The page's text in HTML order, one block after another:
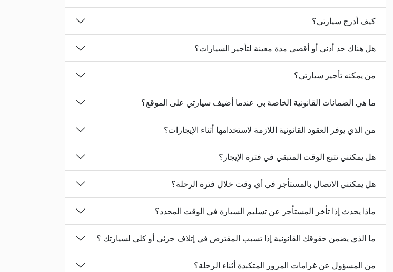
كيف أدرج سيارتي؟
هل هناك حد أدنى أو أقصى مدة معينة لتأجير السيارات؟
من يمكنه تأجير سيارتي؟
ما هي الضمانات القانونية الخاصة بي عندما أضيف سيارتي على الموقع؟
من الذي يوفر العقود القانونية اللازمة لاستخدامها أثناء الإيجارات؟
هل يمكنني تتبع الوقت المتبقي في فترة الإيجار؟
هل يمكنني الاتصال بالمستأجر في أي وقت خلال فترة الرحلة؟
ماذا يحدث إذا تأخر المستأجر عن تسليم السيارة في الوقت المحدد؟
ما الذي يضمن حقوقك القانونية إذا تسبب المقترض في إتلاف جزئي أو كلي لسيارتك ؟
من المسؤول عن غرامات المرور المتكبدة أثناء الرحلة؟